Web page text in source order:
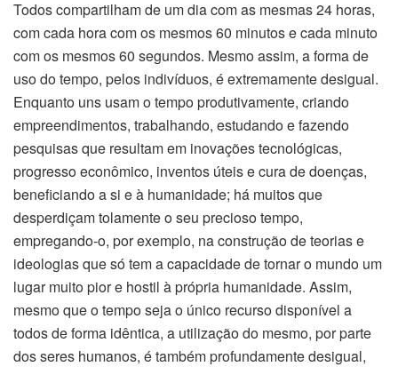
Todos compartilham de um dia com as mesmas 24 horas,
com cada hora com os mesmos 60 minutos e cada minuto
com os mesmos 60 segundos. Mesmo assim, a forma de
uso do tempo, pelos indivíduos, é extremamente desigual.
Enquanto uns usam o tempo produtivamente, criando
empreendimentos, trabalhando, estudando e fazendo
pesquisas que resultam em inovações tecnológicas,
progresso econômico, inventos úteis e cura de doenças,
beneficiando a si e à humanidade; há muitos que
desperdiçam tolamente o seu precioso tempo,
empregando-o, por exemplo, na construção de teorias e
ideologias que só tem a capacidade de tornar o mundo um
lugar muito pior e hostil à própria humanidade. Assim,
mesmo que o tempo seja o único recurso disponível a
todos de forma idêntica, a utilização do mesmo, por parte
dos seres humanos, é também profundamente desigual,